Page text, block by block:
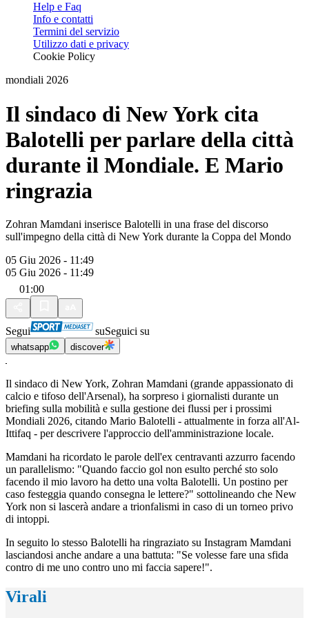
Help e Faq
Info e contatti
Termini del servizio
Utilizzo dati e privacy
Cookie Policy
mondiali 2026
Il sindaco di New York cita
Balotelli per parlare della città
durante il Mondiale. E Mario
ringrazia
Zohran Mamdani inserisce Balotelli in una frase del discorso
sull'impegno della città di New York durante la Coppa del Mondo
05 Giu 2026 - 11:49
05 Giu 2026 - 11:49
01:00
Segui suSeguici su
whatsapp discover
Il sindaco di New York, Zohran Mamdani (grande appassionato di
calcio e tifoso dell'Arsenal), ha sorpreso i giornalisti durante un
briefing sulla mobilità e sulla gestione dei flussi per i prossimi
Mondiali 2026, citando Mario Balotelli - attualmente in forza all'Al-
Ittifaq - per descrivere l'approccio dell'amministrazione locale.
Mamdani ha ricordato le parole dell'ex centravanti azzurro facendo
un parallelismo: "Quando faccio gol non esulto perché sto solo
facendo il mio lavoro ha detto una volta Balotelli. Un postino per
caso festeggia quando consegna le lettere?" sottolineando che New
York non si lascerà andare a trionfalismi in caso di un torneo privo
di intoppi.
In seguito lo stesso Balotelli ha ringraziato su Instagram Mamdani
lasciandosi anche andare a una battuta: "Se volesse fare una sfida
contro di me uno contro uno mi faccia sapere!".
Virali